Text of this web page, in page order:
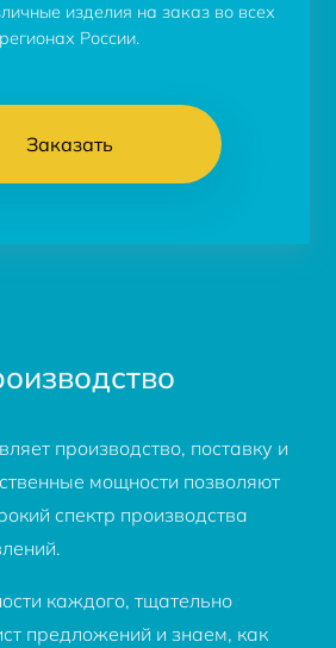
изделия на заказ во всех
регионах России.
Заказать
производство, поставку и
мощности позволяют
спектр производства
каждого, тщательно
предложений и знаем, как